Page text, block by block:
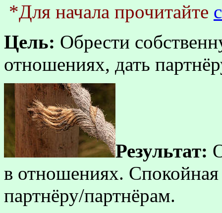
*Для начала прочитайте
Цель: Обрести
отношениях, дать
Результат:
в отношениях. Спокойная
партнёру/партнёрам.